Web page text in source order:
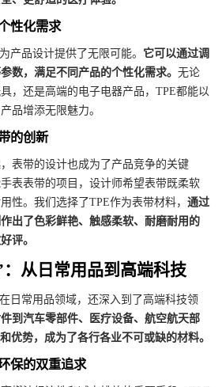
性化需求
产品设计提供了无限可能。 它可以通过调
数，满足不同产品的个性化需求。无论
，还是高端的电子电器产品，TPE都能以
品增添无限魅力。
的创新
表带的设计也成为了产品竞争的关键
表表带的项目，设计师希望表带既柔软
性。我们选择了TPE作为表带材料，通过
出了色彩鲜艳、触感柔软、耐磨耐用的
评。
从日常用品到高端科技
日常用品领域，还深入到了高端科技领
到汽车零部件、医疗设备、航空航天部
优势，成为了各行各业不可或缺的材料。
保的双重追求